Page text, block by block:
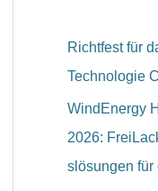
n
a
c
h
Richtfest für
Technologie
WindEnergy
2026:
slösungen für